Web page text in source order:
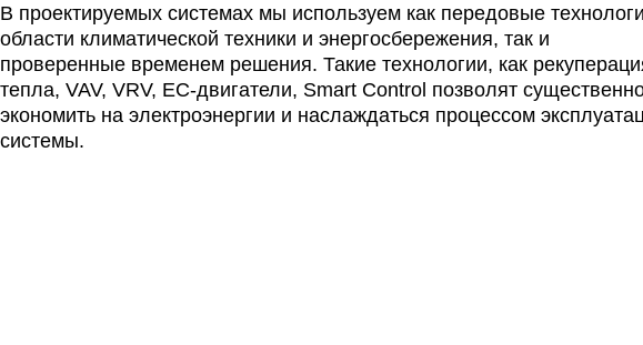
В проектируемых системах мы используем как передовые
области климатической техники и энергосбережения, так и
проверенные временем решения. Такие технологии, как
тепла, VAV, VRV, EC-двигатели, Smart Control позволят
экономить на электроэнергии и наслаждаться процессом
системы.